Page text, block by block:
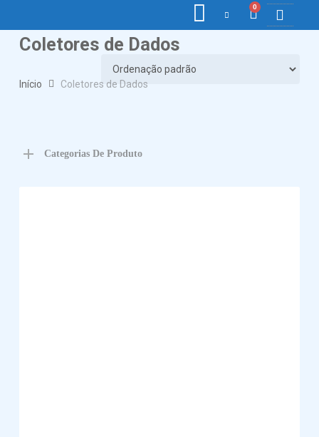
0
Coletores de Dados
Início Coletores de Dados
Categorias De Produto